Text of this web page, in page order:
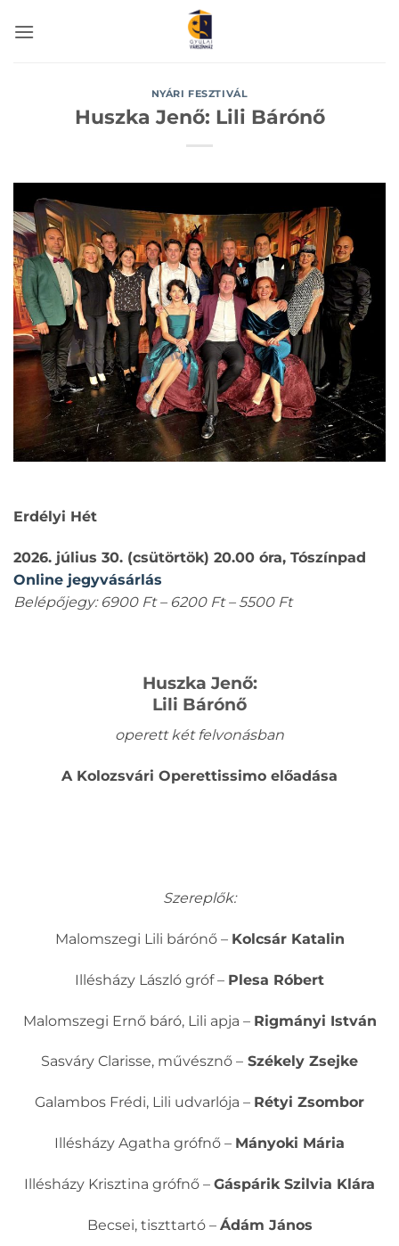
NYÁRI FESZTIVÁL
Huszka Jenő: Lili Bárónő
Erdélyi Hét
2026. július 30. (csütörtök) 20.00 óra, Tószínpad
Online jegyvásárlás
Belépőjegy: 6900 Ft – 6200 Ft – 5500 Ft
Huszka Jenő:
Lili Bárónő
operett két felvonásban
A Kolozsvári Operettissimo előadása
Szereplők:
Malomszegi Lili bárónő – Kolcsár Katalin
Illésházy László gróf – Plesa Róbert
Malomszegi Ernő báró, Lili apja – Rigmányi István
Sasváry Clarisse, művésznő – Székely Zsejke
Galambos Frédi, Lili udvarlója – Rétyi Zsombor
Illésházy Agatha grófnő – Mányoki Mária
Illésházy Krisztina grófnő – Gáspárik Szilvia Klára
Becsei, tiszttartó – Ádám János